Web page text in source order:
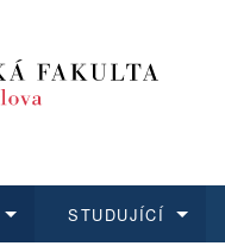
STUDUJÍCÍ